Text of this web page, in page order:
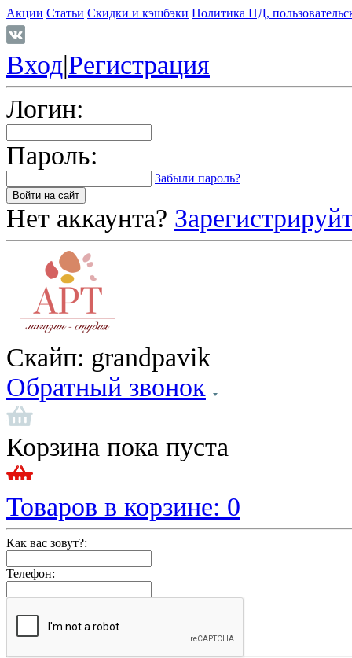
Акции Статьи Скидки и кэшбэки Политика ПД,
Вход|Регистрация
Логин:
Пароль:
Забыли пароль?
Нет аккаунта?
Скайп: grandpavik
Обратный звонок
Корзина пока пуста
Товаров в корзине: 0
Как вас зовут?:
Телефон: